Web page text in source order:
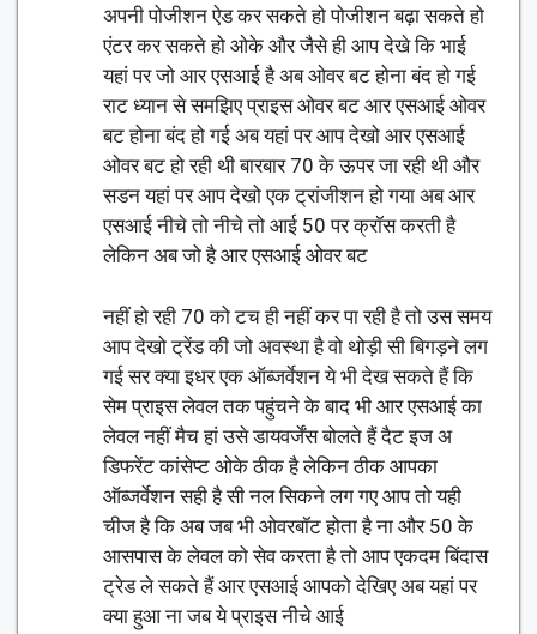
अपनी पोजीशन ऐड कर सकते हो पोजीशन बढ़ा सकते हो
एंटर कर सकते हो ओके और जैसे ही आप देखे कि भाई
यहां पर जो आर एसआई है अब ओवर बट होना बंद हो गई
राट ध्यान से समझिए प्राइस ओवर बट आर एसआई ओवर
बट होना बंद हो गई अब यहां पर आप देखो आर एसआई
ओवर बट हो रही थी बारबार 70 के ऊपर जा रही थी और
सडन यहां पर आप देखो एक ट्रांजीशन हो गया अब आर
एसआई नीचे तो नीचे तो आई 50 पर क्रॉस करती है
लेकिन अब जो है आर एसआई ओवर बट
नहीं हो रही 70 को टच ही नहीं कर पा रही है तो उस समय
आप देखो ट्रेंड की जो अवस्था है वो थोड़ी सी बिगड़ने लग
गई सर क्या इधर एक ऑब्जर्वेशन ये भी देख सकते हैं कि
सेम प्राइस लेवल तक पहुंचने के बाद भी आर एसआई का
लेवल नहीं मैच हां उसे डायवर्जेंस बोलते हैं दैट इज अ
डिफरेंट कांसेप्ट ओके ठीक है लेकिन ठीक आपका
ऑब्जर्वेशन सही है सी नल सिकने लग गए आप तो यही
चीज है कि अब जब भी ओवरबॉट होता है ना और 50 के
आसपास के लेवल को सेव करता है तो आप एकदम बिंदास
ट्रेड ले सकते हैं आर एसआई आपको देखिए अब यहां पर
क्या हुआ ना जब ये प्राइस नीचे आई